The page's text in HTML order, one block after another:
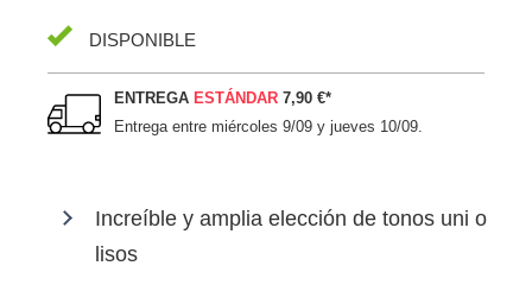
DISPONIBLE
ENTREGA ESTÁNDAR 7,90 €*
Entrega entremiércoles 9/09 y jueves 10/09
Increíble y amplia elección de tonos uni o
lisos